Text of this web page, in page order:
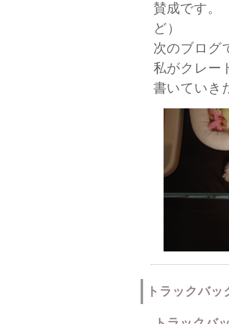
賛成です。
ど）
次のブログ
私がクレー
書いていき
トラックバッ